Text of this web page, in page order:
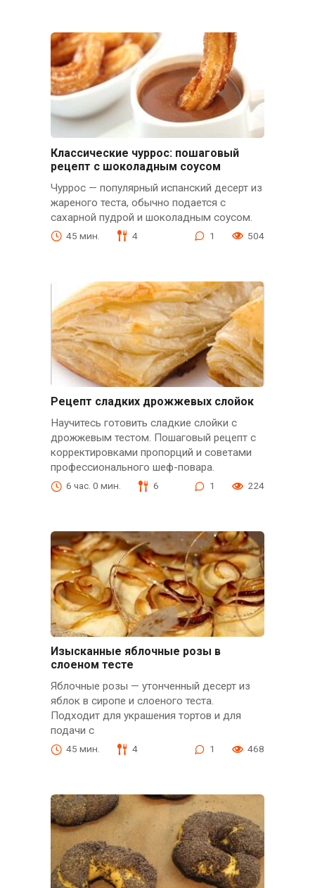
Классические чуррос: пошаговый
рецепт с шоколадным соусом
Чуррос — популярный испанский десерт из
жареного теста, обычно подается с
сахарной пудрой и шоколадным соусом.
45 мин. 4 1 504
Рецепт сладких дрожжевых слойок
Научитесь готовить сладкие слойки с
дрожжевым тестом. Пошаговый рецепт с
корректировками пропорций и советами
профессионального шеф-повара.
6 час. 0 мин. 6 1 224
Изысканные яблочные розы в
слоеном тесте
Яблочные розы — утонченный десерт из
яблок в сиропе и слоеного теста.
Подходит для украшения тортов и для
подачи с
45 мин. 4 1 468